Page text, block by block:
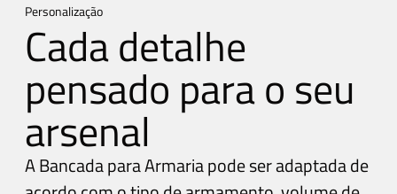
Personalização
Cada detalhe
pensado para o seu
arsenal
A Bancada para Armaria pode ser adaptada de